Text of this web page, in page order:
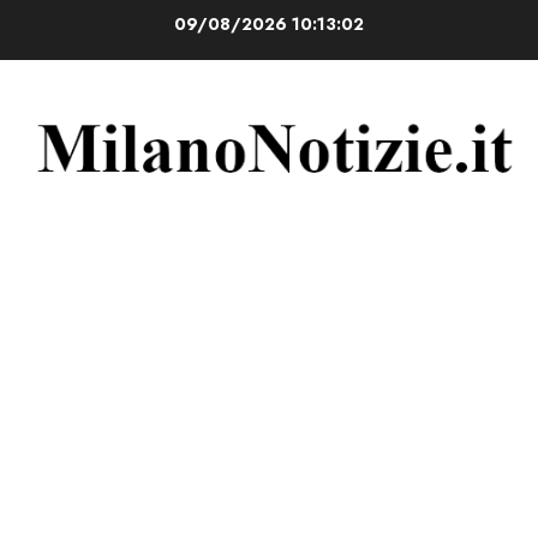
09/08/2026 10:13:03